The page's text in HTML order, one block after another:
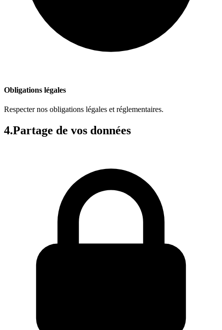
Obligations légales
Respecter nos obligations légales et réglementaires.
4.Partage de vos données